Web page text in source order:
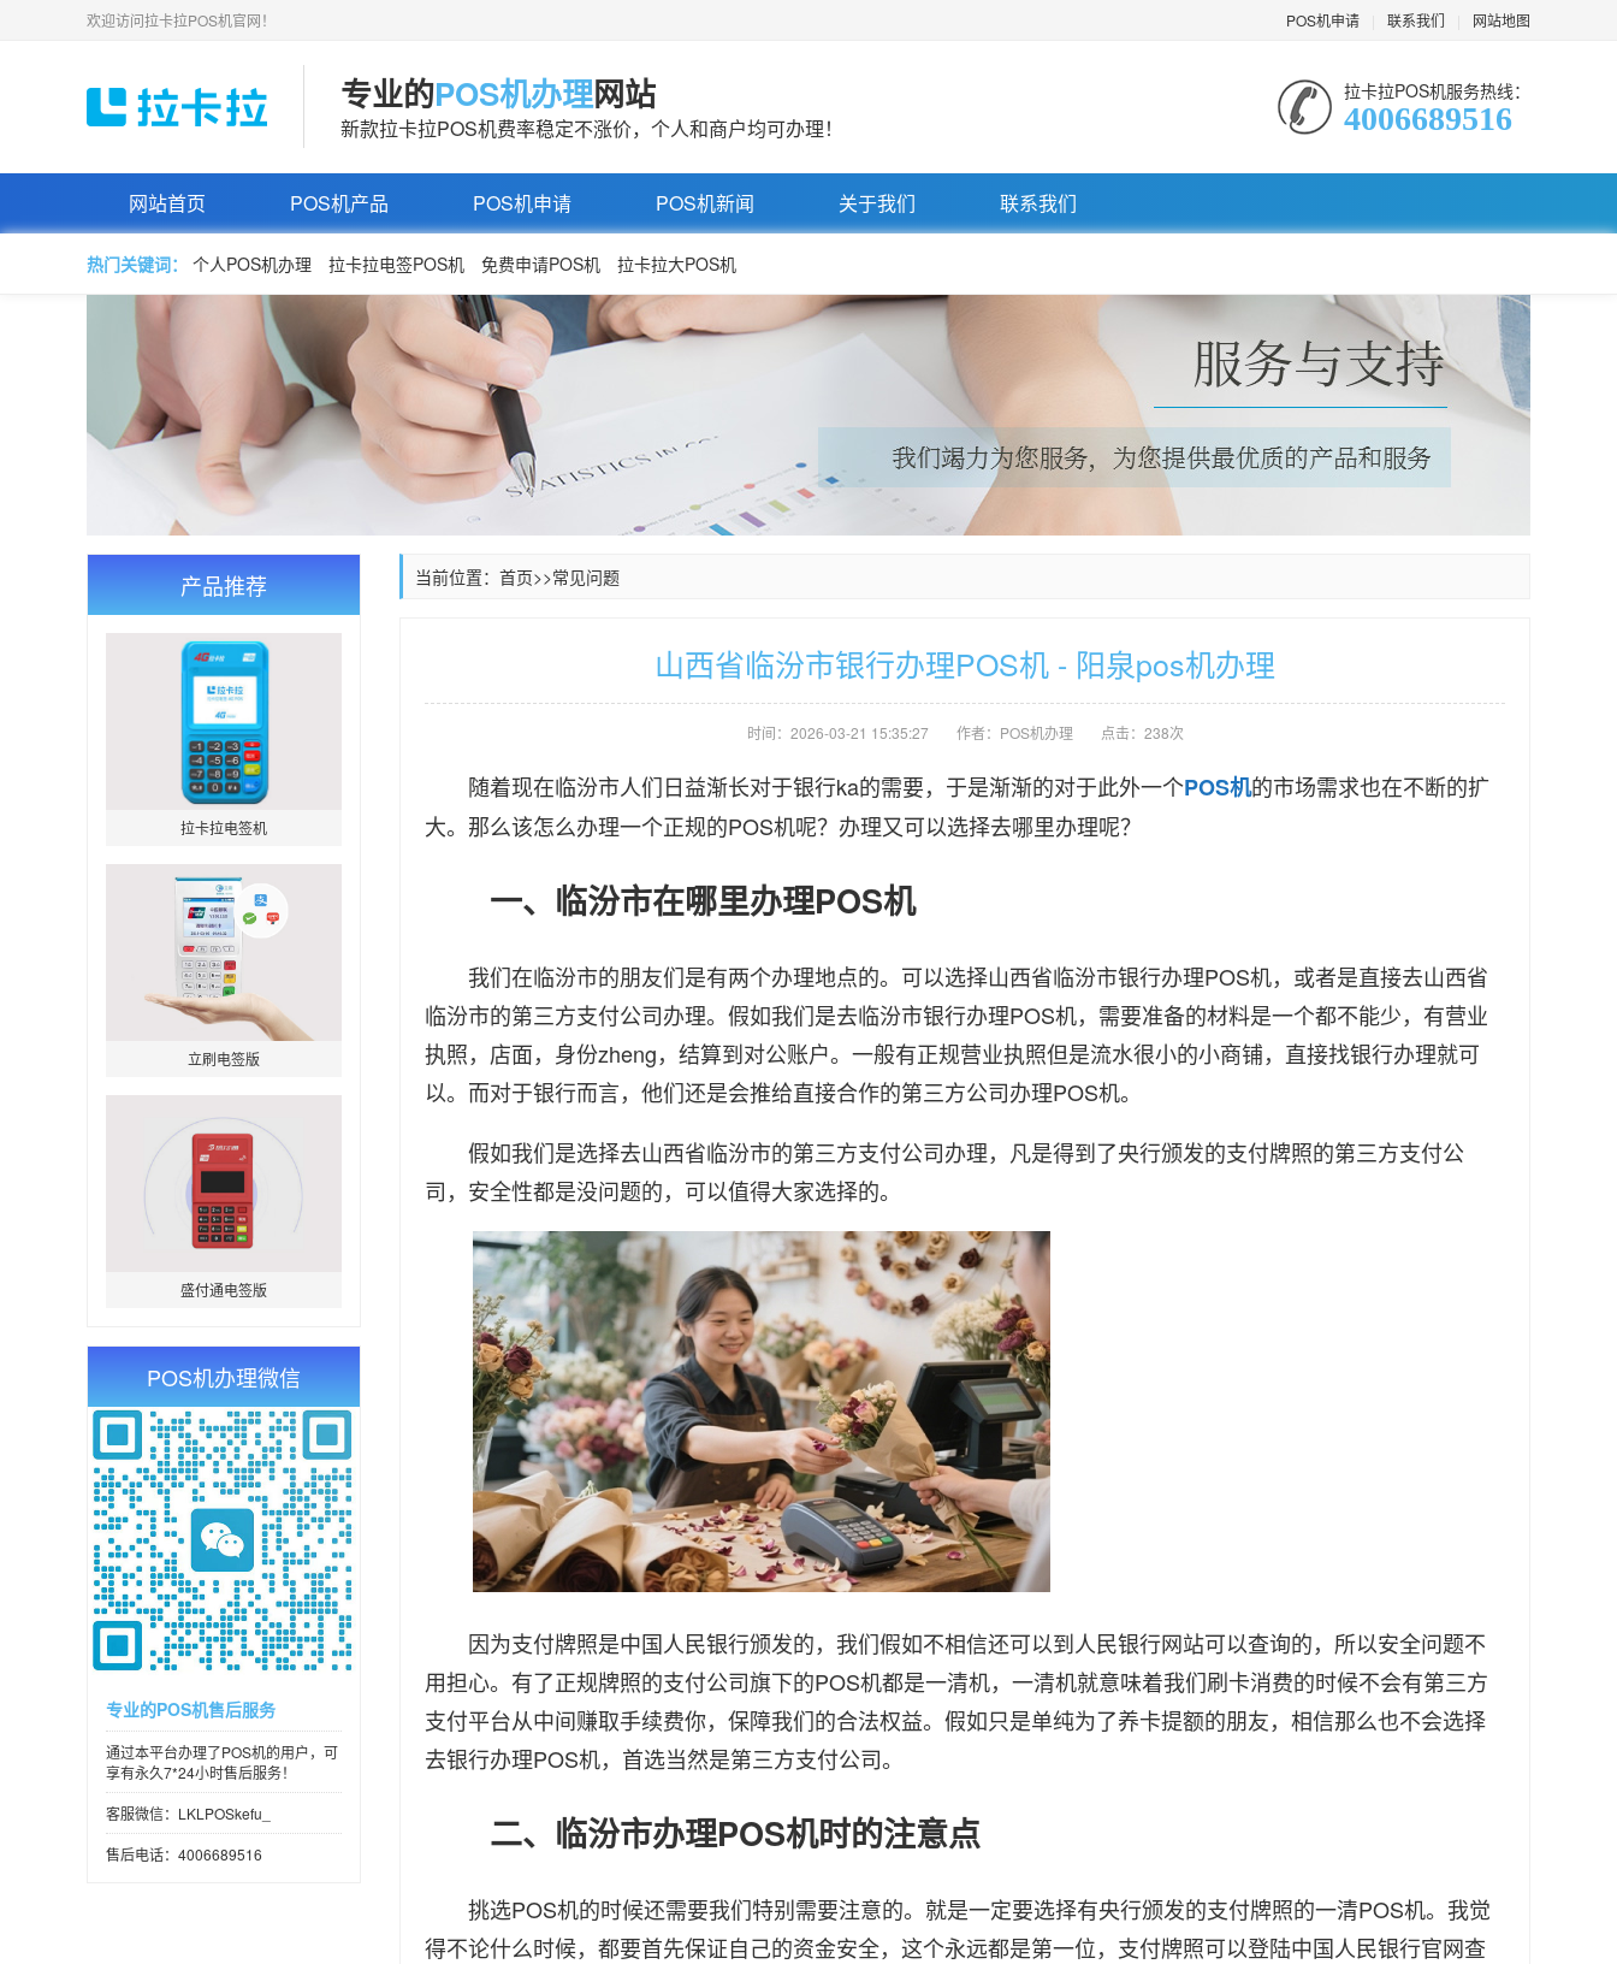
POS机申请 联系我们 网站地图
欢迎访问拉卡拉POS机官网！
专业的POS机办理网站
新款拉卡拉POS机费率稳定不涨价，个人和商户均可办理！
拉卡拉POS机服务热线：
4006689516
网站首页 POS机产品 POS机申请 POS机新闻 关于我们 联系我们
热门关键词： 个人POS机办理 拉卡拉电签POS机 免费申请POS机 拉卡拉大POS机
产品推荐
拉卡拉电签机
立刷电签版
盛付通电签版
POS机办理微信
专业的POS机售后服务
通过本平台办理了POS机的用户，可
享有永久7*24小时售后服务！
客服微信：LKLPOSkefu_
售后电话：4006689516
当前位置： 首页>>常见问题
山西省临汾市银行办理POS机 - 阳泉pos机办理
时间：2026-03-21 15:35:27 作者：POS机办理 点击：238次
随着现在临汾市人们日益渐长对于银行ka的需要，于是渐渐的对于此外一个POS机的市场需求也在不断的扩
大。那么该怎么办理一个正规的POS机呢？办理又可以选择去哪里办理呢？
一、临汾市在哪里办理POS机
我们在临汾市的朋友们是有两个办理地点的。可以选择山西省临汾市银行办理POS机，或者是直接去山西省
临汾市的第三方支付公司办理。假如我们是去临汾市银行办理POS机，需要准备的材料是一个都不能少，有营业
执照，店面，身份zheng，结算到对公账户。一般有正规营业执照但是流水很小的小商铺，直接找银行办理就可
以。而对于银行而言，他们还是会推给直接合作的第三方公司办理POS机。
假如我们是选择去山西省临汾市的第三方支付公司办理，凡是得到了央行颁发的支付牌照的第三方支付公
司，安全性都是没问题的，可以值得大家选择的。
因为支付牌照是中国人民银行颁发的，我们假如不相信还可以到人民银行网站可以查询的，所以安全问题不
用担心。有了正规牌照的支付公司旗下的POS机都是一清机，一清机就意味着我们刷卡消费的时候不会有第三方
支付平台从中间赚取手续费你，保障我们的合法权益。假如只是单纯为了养卡提额的朋友，相信那么也不会选择
去银行办理POS机，首选当然是第三方支付公司。
二、临汾市办理POS机时的注意点
挑选POS机的时候还需要我们特别需要注意的。就是一定要选择有央行颁发的支付牌照的一清POS机。我觉
得不论什么时候，都要首先保证自己的资金安全，这个永远都是第一位，支付牌照可以登陆中国人民银行官网查